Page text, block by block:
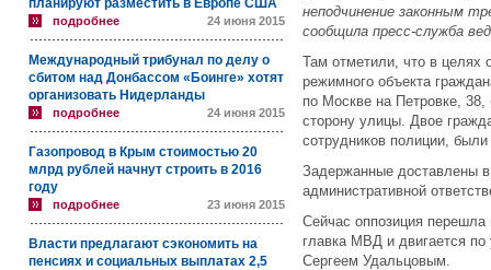
планируют разместить в Европе США
подробнее 24 июня 2015
Международный трибунал по делу о
сбитом над Донбассом «Боинге» хотят
организовать Нидерланды
подробнее 24 июня 2015
Газопровод в Крым стоимостью 20
млрд рублей начнут строить в 2016
году
подробнее 23 июня 2015
Власти предлагают сэкономить на
пенсиях и социальных выплатах 2,5
неподчинение законным
сообщила пресс-служба
Там отметили, что в целях
режимного объекта
по Москве на Петровке,
сторону улицы. Двое
сотрудников полиции,
Задержанные доставлены
административной
Сейчас оппозиция перешла
главка МВД и двигается по
Сергеем Удальцовым.